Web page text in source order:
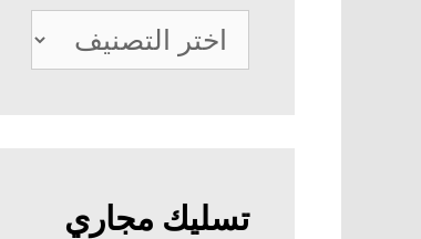
خدمات
الصرف
تسليك مجاري